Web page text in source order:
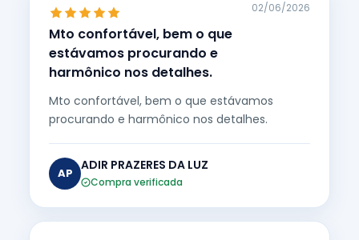
Mto confortável, bem o que
estávamos procurando e
harmônico nos detalhes.
02/06/2026
Mto confortável, bem o que estávamos
procurando e harmônico nos detalhes.
AP
ADIR PRAZERES DA LUZ
Compra verificada